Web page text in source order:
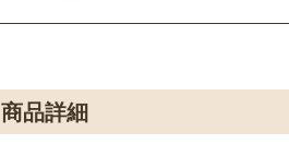
商品詳細